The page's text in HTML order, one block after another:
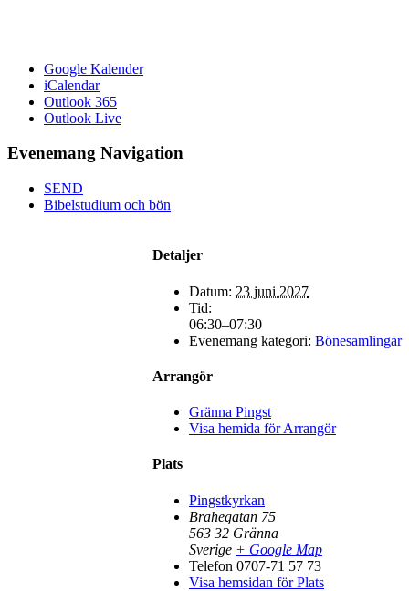
Google Kalender
iCalendar
Outlook 365
Outlook Live
Evenemang Navigation
SEND
Bibelstudium och bön
Detaljer
Datum: 23 juni 2027
Tid:
06:30–07:30
Evenemang kategori: Bönesamlingar
Arrangör
Gränna Pingst
Visa hemida för Arrangör
Plats
Pingstkyrkan
Brahegatan 75
563 32 Gränna
Sverige + Google Map
Telefon 0707-71 57 73
Visa hemsidan för Plats